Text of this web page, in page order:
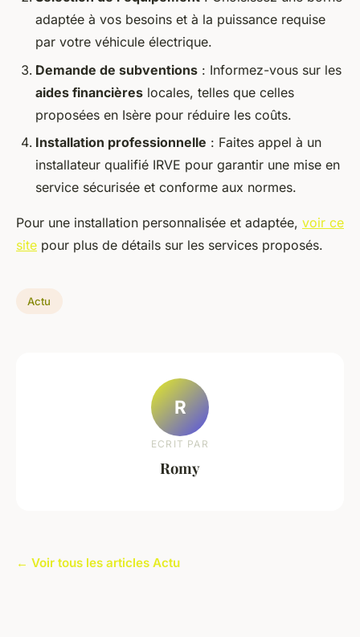
adaptée à vos besoins et à la puissance requise
par votre véhicule électrique.
Demande de subventions : Informez-vous sur les
aides financières locales, telles que celles
proposées en Isère pour réduire les coûts.
Installation professionnelle : Faites appel à un
installateur qualifié IRVE pour garantir une mise en
service sécurisée et conforme aux normes.
Pour une installation personnalisée et adaptée, voir ce
site pour plus de détails sur les services proposés.
Actu
R
ECRIT PAR
Romy
← Voir tous les articles Actu